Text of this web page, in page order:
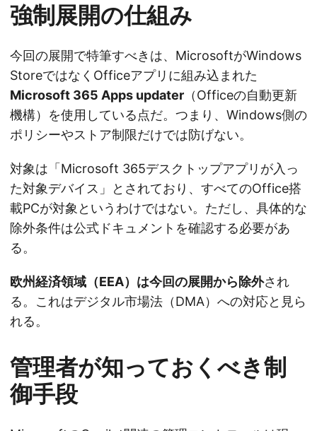
強制展開の仕組み
今回の展開で特筆すべきは、MicrosoftがWindows
StoreではなくOfficeアプリに組み込まれた
Microsoft 365 Apps updater （Officeの自動更新
機構）を使用している点だ。つまり、Windows側の
ポリシーやストア制限だけでは防げない。
対象は「Microsoft 365デスクトップアプリが入っ
た対象デバイス」とされており、すべてのOffice搭
載PCが対象というわけではない。ただし、具体的な
除外条件は公式ドキュメントを確認する必要があ
る。
欧州経済領域（EEA）は今回の展開から除外され
る。これはデジタル市場法（DMA）への対応と見ら
れる。
管理者が知っておくべき制
御手段